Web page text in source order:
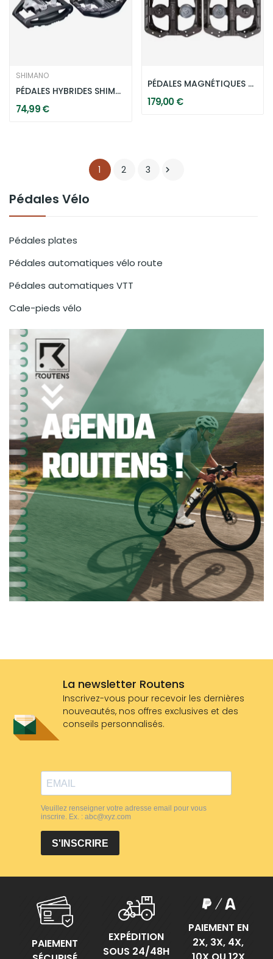
Pédales Vélo
Pédales plates
Pédales automatiques vélo route
Pédales automatiques VTT
Cale-pieds vélo
SHIMANO
PÉDALES HYBRIDES SHIMANO PD-EH500 - NOIRES
74,99 €
PÉDALES MAGNÉTIQUES MAGPED ENDURO 2 - NOIRES
179,00 €
1 2 3 
La newsletter Routens
Inscrivez-vous pour recevoir les dernières
nouveautés, nos offres exclusives et des
conseils personnalisés.
PAIEMENT
EXPÉDITION
SOUS 24/48H
PAIEMENT EN
2X, 3X, 4X,